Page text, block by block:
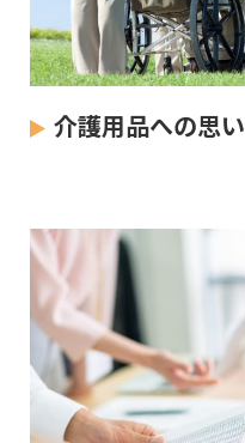
介護用品への思い